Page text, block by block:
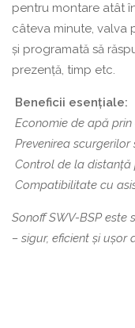
pentru montare atât
câteva minute, valva
și programată să
prezență, timp etc.
Beneficii esențiale:
Economie de apă
Prevenirea
Control de la
Compatibilitate cu
Sonoff SWV-BSP
– sigur, eficient și